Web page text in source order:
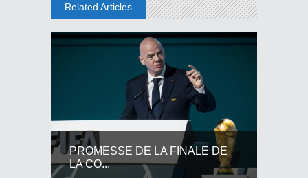
Related Articles
PROMESSE DE LA FINALE DE
LA CO...